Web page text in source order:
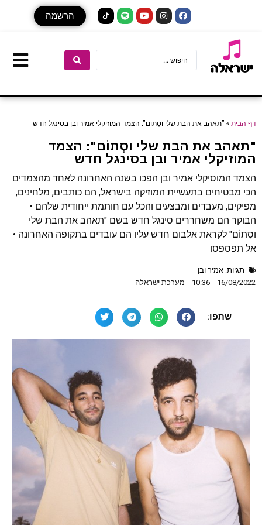
הרשמה
דף הבית» "תאהב את הבת שלי וסְתוֹם": הצמד המוזיקלי אמיר ובן בסינגל חדש
"תאהב את הבת שלי וסְתוֹם": הצמד
המוזיקלי אמיר ובן בסינגל חדש
הצמד המוסיקלי אמיר ובן הפכו בשנה האחרונה לאחד מהצמדים
הכי מבטיחים בתעשיית המוזיקה בישראל, הם כותבים, מלחינים,
מפיקים, מעבדים ומבצעים והכל עם חותמת ייחודית שלהם •
הבוקר הם משחררים סינגל חדש בשם "תאהב את הבת שלי
וסְתוֹם" לקראת אלבום חדש עליו הם עובדים בתקופה האחרונה •
אל תפספסו
תגיות: אמיר ובן
16/08/2022
10:36 מערכת ישראלה
שתפו: